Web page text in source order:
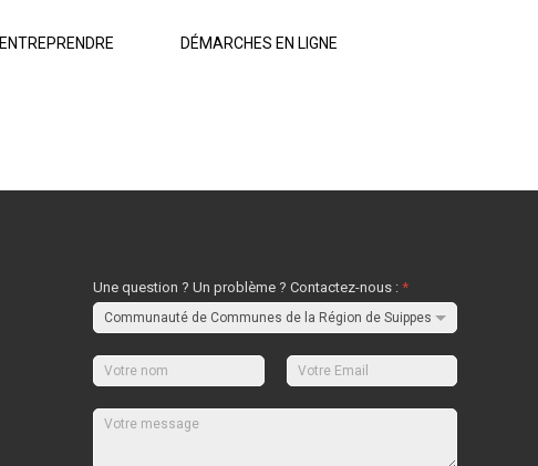
ENTREPRENDRE DÉMARCHES EN LIGNE
Une question ? Un problème ? Contactez-nous :*